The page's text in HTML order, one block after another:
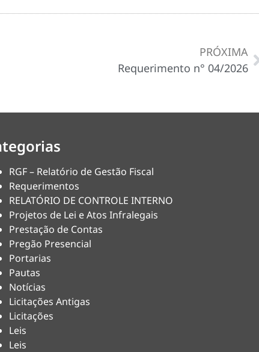
PRÓXIMA
Requerimento n° 04/2026
RGF – Relatório de Gestão Fiscal
Requerimentos
RELATÓRIO DE CONTROLE INTERNO
Projetos de Lei e Atos Infralegais
Prestação de Contas
Pregão Presencial
Portarias
Pautas
Notícias
Licitações Antigas
Licitações
Leis
Leis